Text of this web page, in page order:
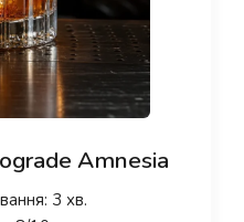
Amnesia
3 хв.